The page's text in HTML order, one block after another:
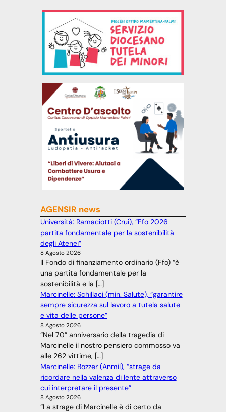
AGENSIR news
Università: Ramaciotti (Crui), “Ffo 2026
partita fondamentale per la sostenibilità
degli Atenei”
8 Agosto 2026
Il Fondo di finanziamento ordinario (Ffo) “è
una partita fondamentale per la
sostenibilità e la […]
Marcinelle: Schillaci (min. Salute), “garantire
sempre sicurezza sul lavoro a tutela salute
e vita delle persone”
8 Agosto 2026
“Nel 70° anniversario della tragedia di
Marcinelle il nostro pensiero commosso va
alle 262 vittime, […]
Marcinelle: Bozzer (Anmil), “strage da
ricordare nella valenza di lente attraverso
cui interpretare il presente”
8 Agosto 2026
“La strage di Marcinelle è di certo da